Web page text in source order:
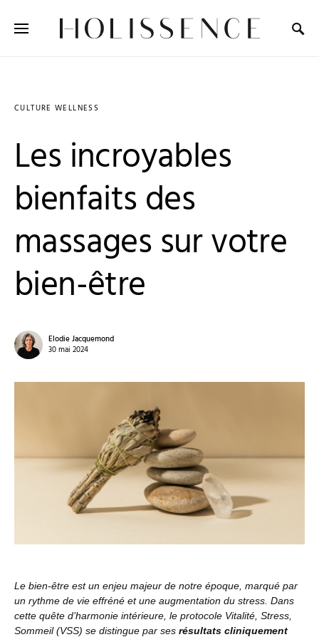
CULTURE WELLNESS
Les incroyables
bienfaits des
massages sur votre
bien-être
Elodie Jacquemond
30 mai 2024
Le bien-être est un enjeu majeur de notre époque, marqué par
un rythme de vie effréné et une augmentation du stress. Dans
cette quête d’harmonie intérieure, le protocole Vitalité, Stress,
Sommeil (VSS) se distingue par ses résultats cliniquement